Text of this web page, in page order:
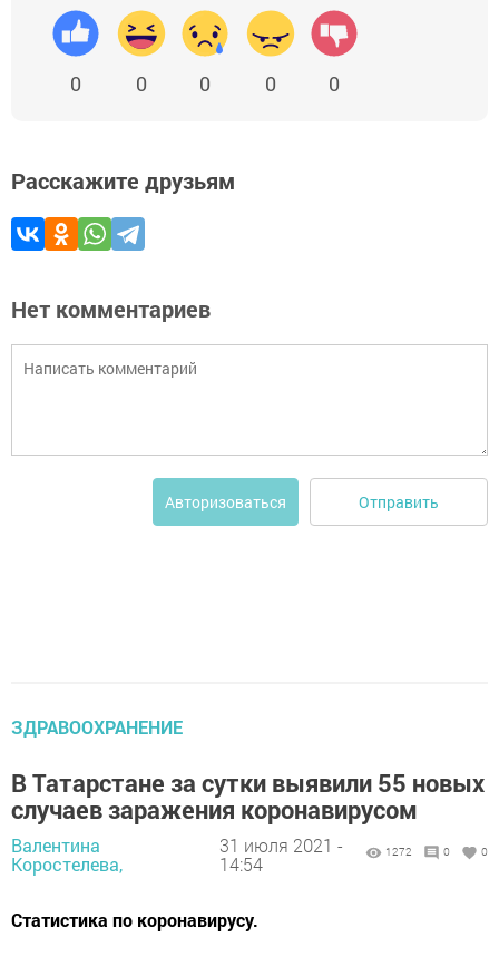
0 0 0 0 0
Расскажите друзьям
Нет комментариев
Авторизоваться Отправить
ЗДРАВООХРАНЕНИЕ
В Татарстане за сутки выявили 55 новых
случаев заражения коронавирусом
Валентина
Коростелева,
31 июля 2021 -
14:54
1272 0 0
Статистика по коронавирусу.